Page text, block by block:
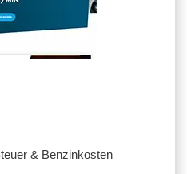
& Benzinkosten